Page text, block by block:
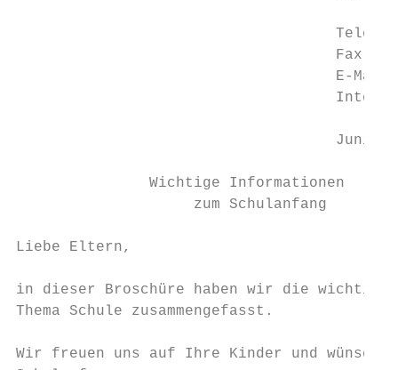
Fax:
E-
Juni
               Wichtige Informationen
                    zum Schulanfang
Liebe Eltern,
in dieser Broschüre haben wir die
Thema Schule zusammengefasst.
Wir freuen uns auf Ihre Kinder und